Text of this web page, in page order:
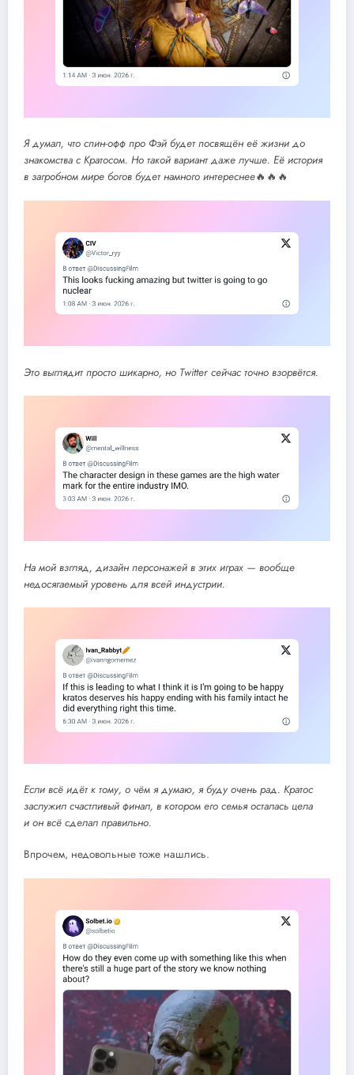
Я думал, что спин-офф про Фэй будет посвящён её жизни до
знакомства с Кратосом. Но такой вариант даже лучше. Её история
в загробном мире богов будет намного интереснее🔥🔥🔥
Это выглядит просто шикарно, но Twitter сейчас точно взорвётся.
На мой взгляд, дизайн персонажей в этих играх — вообще
недосягаемый уровень для всей индустрии.
Если всё идёт к тому, о чём я думаю, я буду очень рад. Кратос
заслужил счастливый финал, в котором его семья осталась цела
и он всё сделал правильно.
Впрочем, недовольные тоже нашлись.